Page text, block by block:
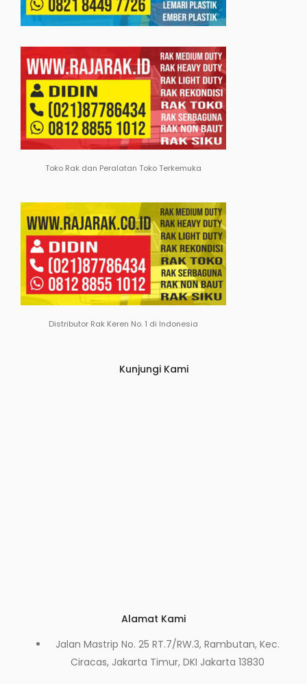
Toko Rak dan Peralatan Toko Terkemuka
Distributor Rak Keren No. 1 di Indonesia
Kunjungi Kami
Alamat Kami
Jalan Mastrip No. 25 RT.7/RW.3, Rambutan, Kec.
Ciracas, Jakarta Timur, DKI Jakarta 13830